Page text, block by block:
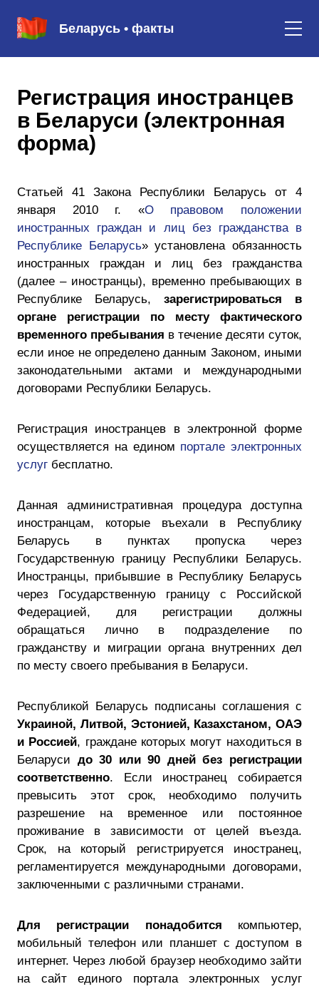
Беларусь • факты
Регистрация иностранцев
в Беларуси (электронная
форма)
Статьей 41 Закона Республики Беларусь от 4
января 2010 г. «О правовом положении
иностранных граждан и лиц без гражданства в
Республике Беларусь» установлена обязанность
иностранных граждан и лиц без гражданства
(далее – иностранцы), временно пребывающих в
Республике Беларусь, зарегистрироваться в
органе регистрации по месту фактического
временного пребывания в течение десяти суток,
если иное не определено данным Законом, иными
законодательными актами и международными
договорами Республики Беларусь.
Регистрация иностранцев в электронной форме
осуществляется на едином портале электронных
услуг бесплатно.
Данная административная процедура доступна
иностранцам, которые въехали в Республику
Беларусь в пунктах пропуска через
Государственную границу Республики Беларусь.
Иностранцы, прибывшие в Республику Беларусь
через Государственную границу с Российской
Федерацией, для регистрации должны
обращаться лично в подразделение по
гражданству и миграции органа внутренних дел
по месту своего пребывания в Беларуси.
Республикой Беларусь подписаны соглашения с
Украиной, Литвой, Эстонией, Казахстаном, ОАЭ
и Россией, граждане которых могут находиться в
Беларуси до 30 или 90 дней без регистрации
соответственно. Если иностранец собирается
превысить этот срок, необходимо получить
разрешение на временное или постоянное
проживание в зависимости от целей въезда.
Срок, на который регистрируется иностранец,
регламентируется международными договорами,
заключенными с различными странами.
Для регистрации понадобится компьютер,
мобильный телефон или планшет с доступом в
интернет. Через любой браузер необходимо зайти
на сайт единого портала электронных услуг